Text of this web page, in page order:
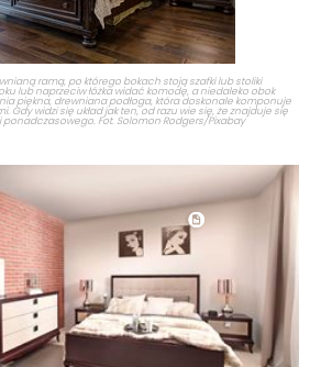
ramą, po którego bokach stoją szafki lub stoliki
lub naprzeciw łóżka widać komodę, a niedaleko obok
piękna, drewniana podłoga, która doskonale komponuje
Gdy widzi się układ jak ten, od razu wie się, że znajduje się
Fot. Solomon Rodgers/Pixabay